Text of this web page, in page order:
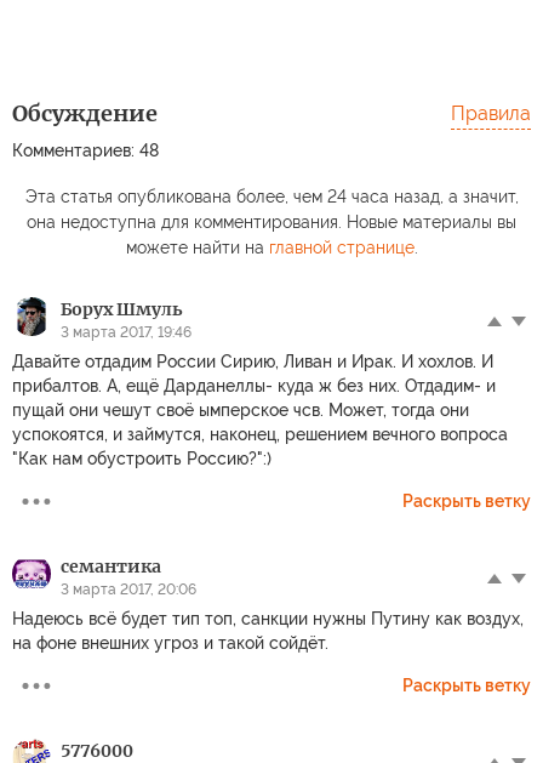
Обсуждение
Комментариев: 48
Правила
Эта статья опубликована более, чем 24 часа назад, а значит,
она недоступна для комментирования. Новые материалы вы
можете найти на главной странице.
Борух Шмуль
3 марта 2017, 19:46
Давайте отдадим России Сирию, Ливан и Ирак. И хохлов. И
прибалтов. А, ещё Дарданеллы- куда ж без них. Отдадим- и
пущай они чешут своё ымперское чсв. Может, тогда они
успокоятся, и займутся, наконец, решением вечного вопроса
"Как нам обустроить Россию?":)
Раскрыть ветку
семантика
3 марта 2017, 20:06
Надеюсь всё будет тип топ, санкции нужны Путину как воздух,
на фоне внешних угроз и такой сойдёт.
Раскрыть ветку
5776000